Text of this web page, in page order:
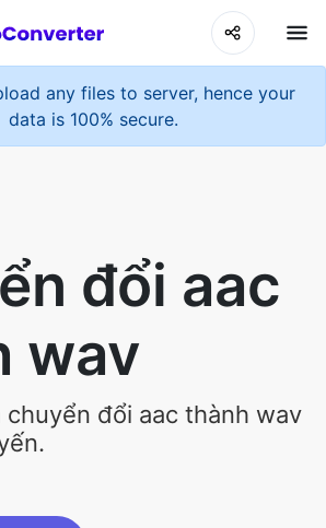
any files to server, hence your
data is 100% secure.
wav
chuyển đổi aac thành wav